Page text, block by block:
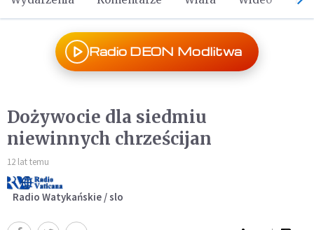
Radio DEON Modlitwa
Dożywocie dla siedmiu
niewinnych chrześcijan
12 lat temu
Radio Watykańskie / slo